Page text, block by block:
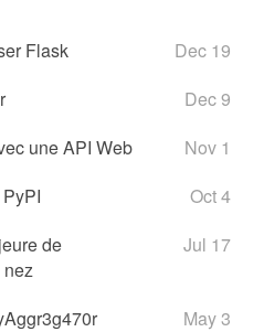
Flask
Dec 19
Dec 9
une API Web
Nov 1
Oct 4
de
nez
Jul 17
May 3